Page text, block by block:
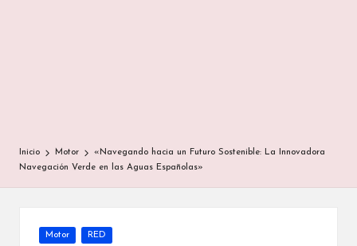
Inicio Motor
«Navegando hacia un Futuro Sostenible: La Innovadora
Navegación Verde en las Aguas Españolas»
Publicada
Motor RED